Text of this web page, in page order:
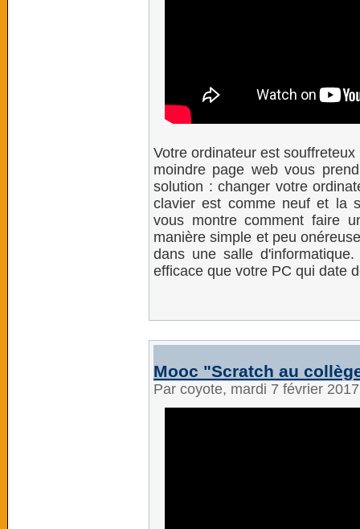
Votre ordinateur est
moindre page web vous
solution : changer votre
clavier est comme neuf et la
vous montre comment faire
manière simple et peu
dans une salle
efficace que votre PC qui date
Mooc "Scratch au
Par coyote, mardi 7 février